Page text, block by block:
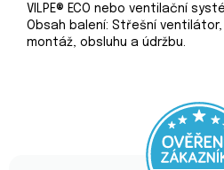
VILPE® ECO nebo ventilační
Obsah balení: Střešní
montáž, obsluhu a údržbu.